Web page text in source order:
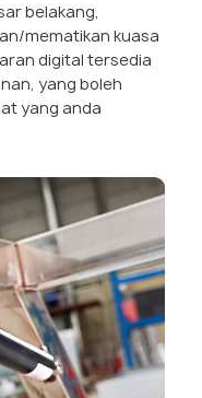
belakang,
mematikan kuasa
digital tersedia
yang boleh
yang anda